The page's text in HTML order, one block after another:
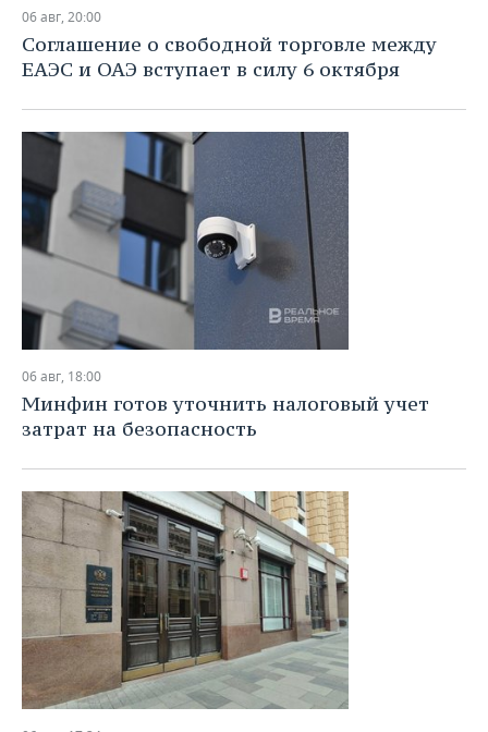
НЕФТЕХИМИЯ
НЕФТЬ
ОПК
ЭНЕРГЕТИКА
РОЗНИЧНАЯ ТОРГОВЛЯ
УСЛУГИ
НОВОСТИ ТЕХНОЛОГИЙ
МЕДИА
ТЕЛЕКОММУНИКАЦИИ
МЕРОПРИЯТИЯ
ВЫЕЗДНАЯ РЕДАКЦИЯ
БИЗНЕС-БРАНЧИ
ONLINE-КОНФЕРЕНЦИИ
ОТКРЫТАЯ ЛЕКЦИЯ
НОВОСТИ СПОРТА
ФУТБОЛ
ХОККЕЙ
БАСКЕТБОЛ
ВОЛЕЙБОЛ
КИБЕРСПОРТ
ФИГУРНОЕ КАТАНИЕ
ВОДНЫЕ ВИДЫ СПОРТА
ХОККЕЙ С МЯЧОМ
ОБЩЕСТВО
НОВОСТИ ОБЩЕСТВА
ВЛАСТЬ
ИНФРАСТРУКТУРА
ИСТОРИЯ
КУЛЬТУРА
МЕДИЦИНА
ОБРАЗОВАНИЕ
ПРОИСШЕСТВИЯ
ФОТОГАЛЕРЕЯ
СЮЖЕТЫ
СПРАВОЧНИК
СПИСОК ПЕРСОН
СПИСОК КОМПАНИЙ
ПОЛНАЯ ВЕРСИЯ
06 авг, 20:00
Соглашение о свободной торговле между
ЕАЭС и ОАЭ вступает в силу 6 октября
06 авг, 18:00
Минфин готов уточнить налоговый учет
затрат на безопасность